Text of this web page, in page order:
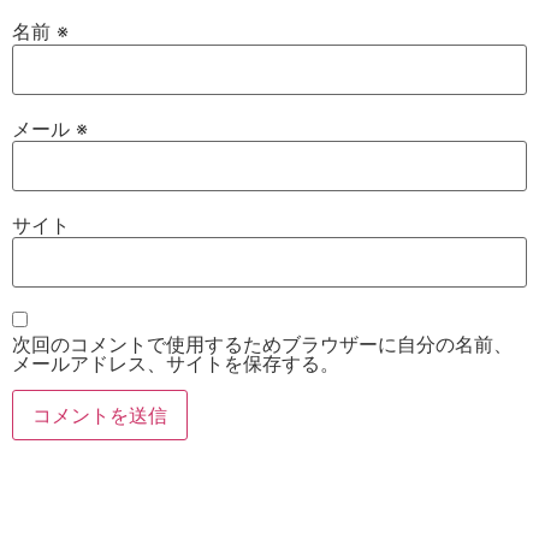
名前 ※
メール ※
サイト
次回のコメントで使用するためブラウザーに自分の名前、
メールアドレス、サイトを保存する。